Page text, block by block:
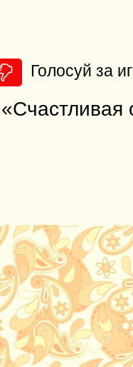
Голосуй за